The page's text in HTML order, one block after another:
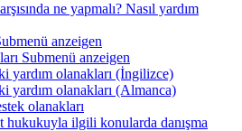
ne yapmalı? Nasıl yardım
anzeigen
Submenü anzeigen
yardım olanakları (İngilizce)
yardım olanakları (Almanca)
olanakları
hukukuyla ilgili konularda danışma